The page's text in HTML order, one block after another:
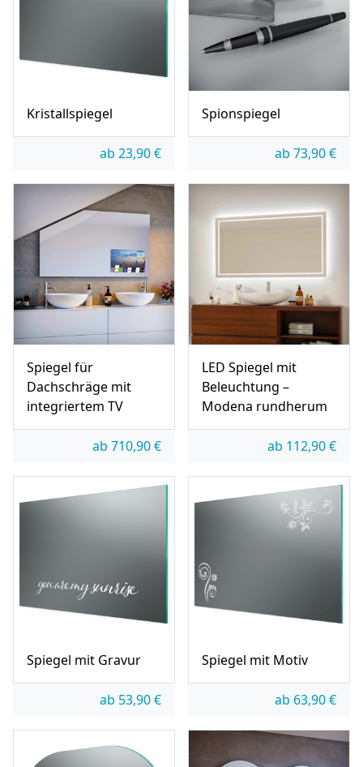
Kristallspiegel
ab 23,90€
Spionspiegel
ab 73,90€
Spiegel für
Dachschräge mit
integriertem TV
ab 710,90€
LED Spiegel mit
Beleuchtung –
Modena rundherum
ab 112,90€
Spiegel mit Gravur
ab 53,90€
Spiegel mit Motiv
ab 63,90€